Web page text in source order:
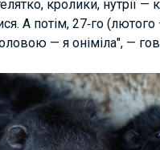
кролики, нутрії
А потім, 27‑го
— я оніміла", —